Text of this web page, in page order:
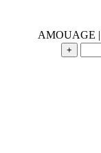
آمواج جورنی مردانه (آمواژ ژورنی) 33میل | AMOUAGE